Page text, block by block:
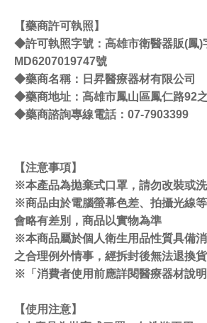
【藥商許可執照】
◆許可執照字號：高雄市衛醫器販(鳳)
MD6207019747號
◆藥商名稱：日昇醫療器材有限公司
◆藥商地址：高雄市鳳山區鳳仁路92
◆藥商諮詢專線電話：07-7903399
【注意事項】
※本產品為拋棄式口罩，請勿改裝或
※商品由於電腦螢幕色差、拍攝光線
會略有差別，商品以實物為準
※本商品屬於個人衛生用品性質具備
之合理例外情事，經拆封後無法退換貨
※「消費者使用前應詳閱醫療器材說明
【使用注意】